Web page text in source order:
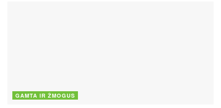
GAMTA IR ŽMOGUS